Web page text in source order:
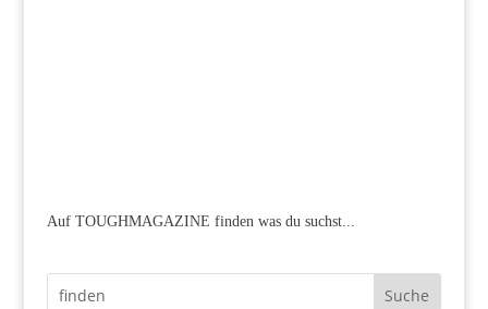
Auf TOUGHMAGAZINE finden was du suchst...